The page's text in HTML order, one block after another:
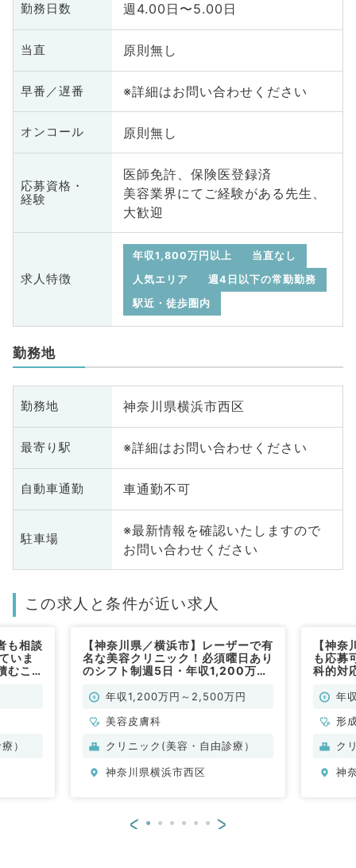
勤務日数 週4.00日〜5.00日
当直 原則無し
早番／遅番 ※詳細はお問い合わせください
オンコール 原則無し
応募資格・
経験
医師免許、保険医登録済
美容業界にてご経験がある先生、
大歓迎
求人特徴
年収1,800万円以上
当直なし
人気エリア
週4日以下の常勤勤務
駅近・徒歩圏内
勤務地
勤務地 神奈川県横浜市西区
最寄り駅 ※詳細はお問い合わせください
自動車通勤 車通勤不可
駐車場
※最新情報を確認いたしますので
お問い合わせください
この求人と条件が近い求人
も相談
いま
むこ
）
【神奈川県／横浜市】レーザーで有
名な美容クリニック！必須曜日あり
のシフト制週5日・年収1,200万～
（美容皮膚科／常勤）
年収1,200万円～2,500万円
美容皮膚科
クリニック(美容・自由診療）
神奈川県横浜市西区
【神
も応募
科的対
年
形
般
ク
神
< >